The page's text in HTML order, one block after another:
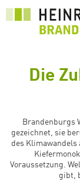
Die
Brandenburgs
gezeichnet, sie
des
Voraussetzung.
gibt,